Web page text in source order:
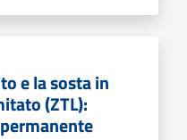
e la sosta in
(ZTL):